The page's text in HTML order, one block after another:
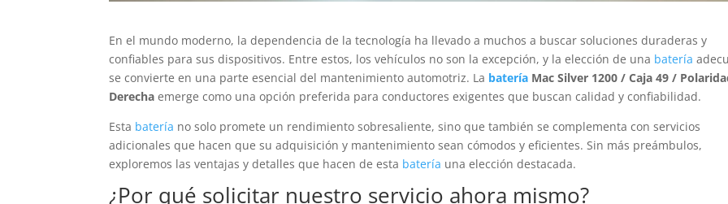
En el mundo moderno, la dependencia de la tecnología ha llevado a muchos a buscar soluciones duraderas y
confiables para sus dispositivos. Entre estos, los vehículos no son la excepción, y la elección de una batería
se convierte en una parte esencial del mantenimiento automotriz. La batería Mac Silver 1200 / Caja 49 /
Derecha emerge como una opción preferida para conductores exigentes que buscan calidad y confiabilidad.
Esta batería no solo promete un rendimiento sobresaliente, sino que también se complementa con servicios
adicionales que hacen que su adquisición y mantenimiento sean cómodos y eficientes. Sin más preámbulos,
exploremos las ventajas y detalles que hacen de esta batería una elección destacada.
¿Por qué solicitar nuestro servicio ahora mismo?